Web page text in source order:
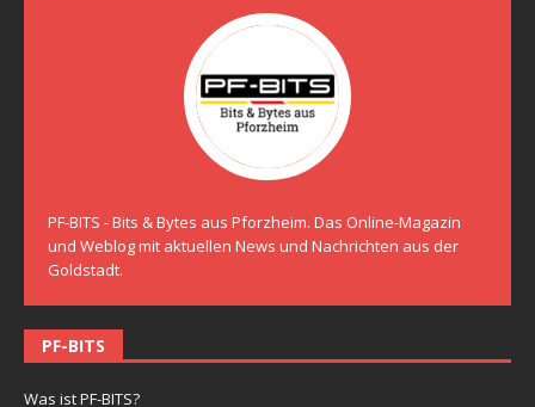
PF-BITS - Bits & Bytes aus Pforzheim. Das Online-Magazin
und Weblog mit aktuellen News und Nachrichten aus der
Goldstadt.
PF-BITS
Was ist PF-BITS?